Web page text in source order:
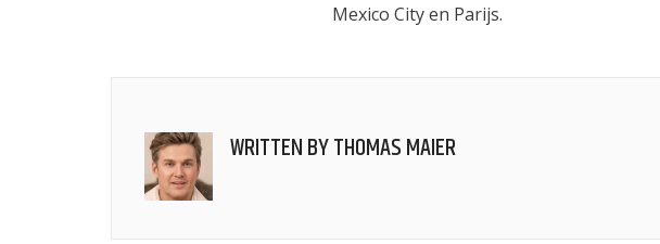
Mexico City en Parijs.
WRITTEN BYTHOMAS MAIER